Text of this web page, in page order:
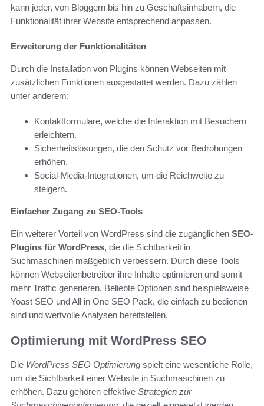
kann jeder, von Bloggern bis hin zu Geschäftsinhabern, die
Funktionalität ihrer Website entsprechend anpassen.
Erweiterung der Funktionalitäten
Durch die Installation von Plugins können Webseiten mit
zusätzlichen Funktionen ausgestattet werden. Dazu zählen
unter anderem:
Kontaktformulare, welche die Interaktion mit Besuchern
erleichtern.
Sicherheitslösungen, die den Schutz vor Bedrohungen
erhöhen.
Social-Media-Integrationen, um die Reichweite zu
steigern.
Einfacher Zugang zu SEO-Tools
Ein weiterer Vorteil von WordPress sind die zugänglichen SEO-
Plugins für WordPress, die die Sichtbarkeit in
Suchmaschinen maßgeblich verbessern. Durch diese Tools
können Webseitenbetreiber ihre Inhalte optimieren und somit
mehr Traffic generieren. Beliebte Optionen sind beispielsweise
Yoast SEO und All in One SEO Pack, die einfach zu bedienen
sind und wertvolle Analysen bereitstellen.
Optimierung mit WordPress SEO
Die WordPress SEO Optimierung spielt eine wesentliche Rolle,
um die Sichtbarkeit einer Website in Suchmaschinen zu
erhöhen. Dazu gehören effektive Strategien zur